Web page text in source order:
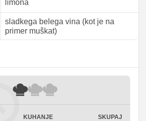
limona
sladkega belega vina (kot je na
primer muškat)
KUHANJE
SKUPAJ